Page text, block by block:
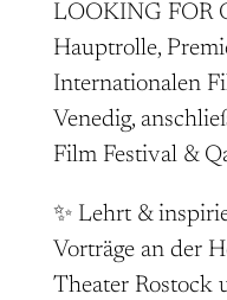
LOOKING FOR
Hauptrolle,
Internationalen
Venedig,
Film Festival &
✨ Lehrt &
Vorträge an der
Theater Rostock